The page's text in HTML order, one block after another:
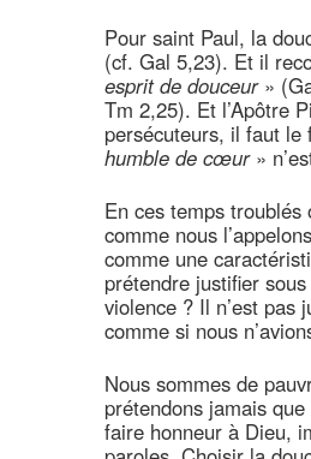
Pour saint Paul, la
(cf. Gal 5,23). Et il
esprit de douceur»
Tm 2,25). Et l’Apôtre
persécuteurs, il faut le
humble de cœur»
En ces temps
comme nous
comme une
prétendre justifier
violence ? Il n’est pas
comme si nous
Nous sommes de
prétendons jamais
faire honneur à Dieu,